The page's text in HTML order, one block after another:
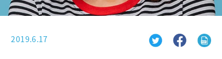
2019.6.17